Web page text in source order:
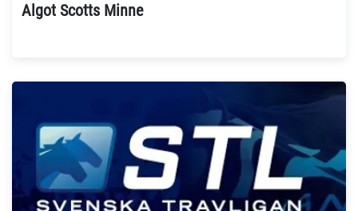
Algot Scotts Minne